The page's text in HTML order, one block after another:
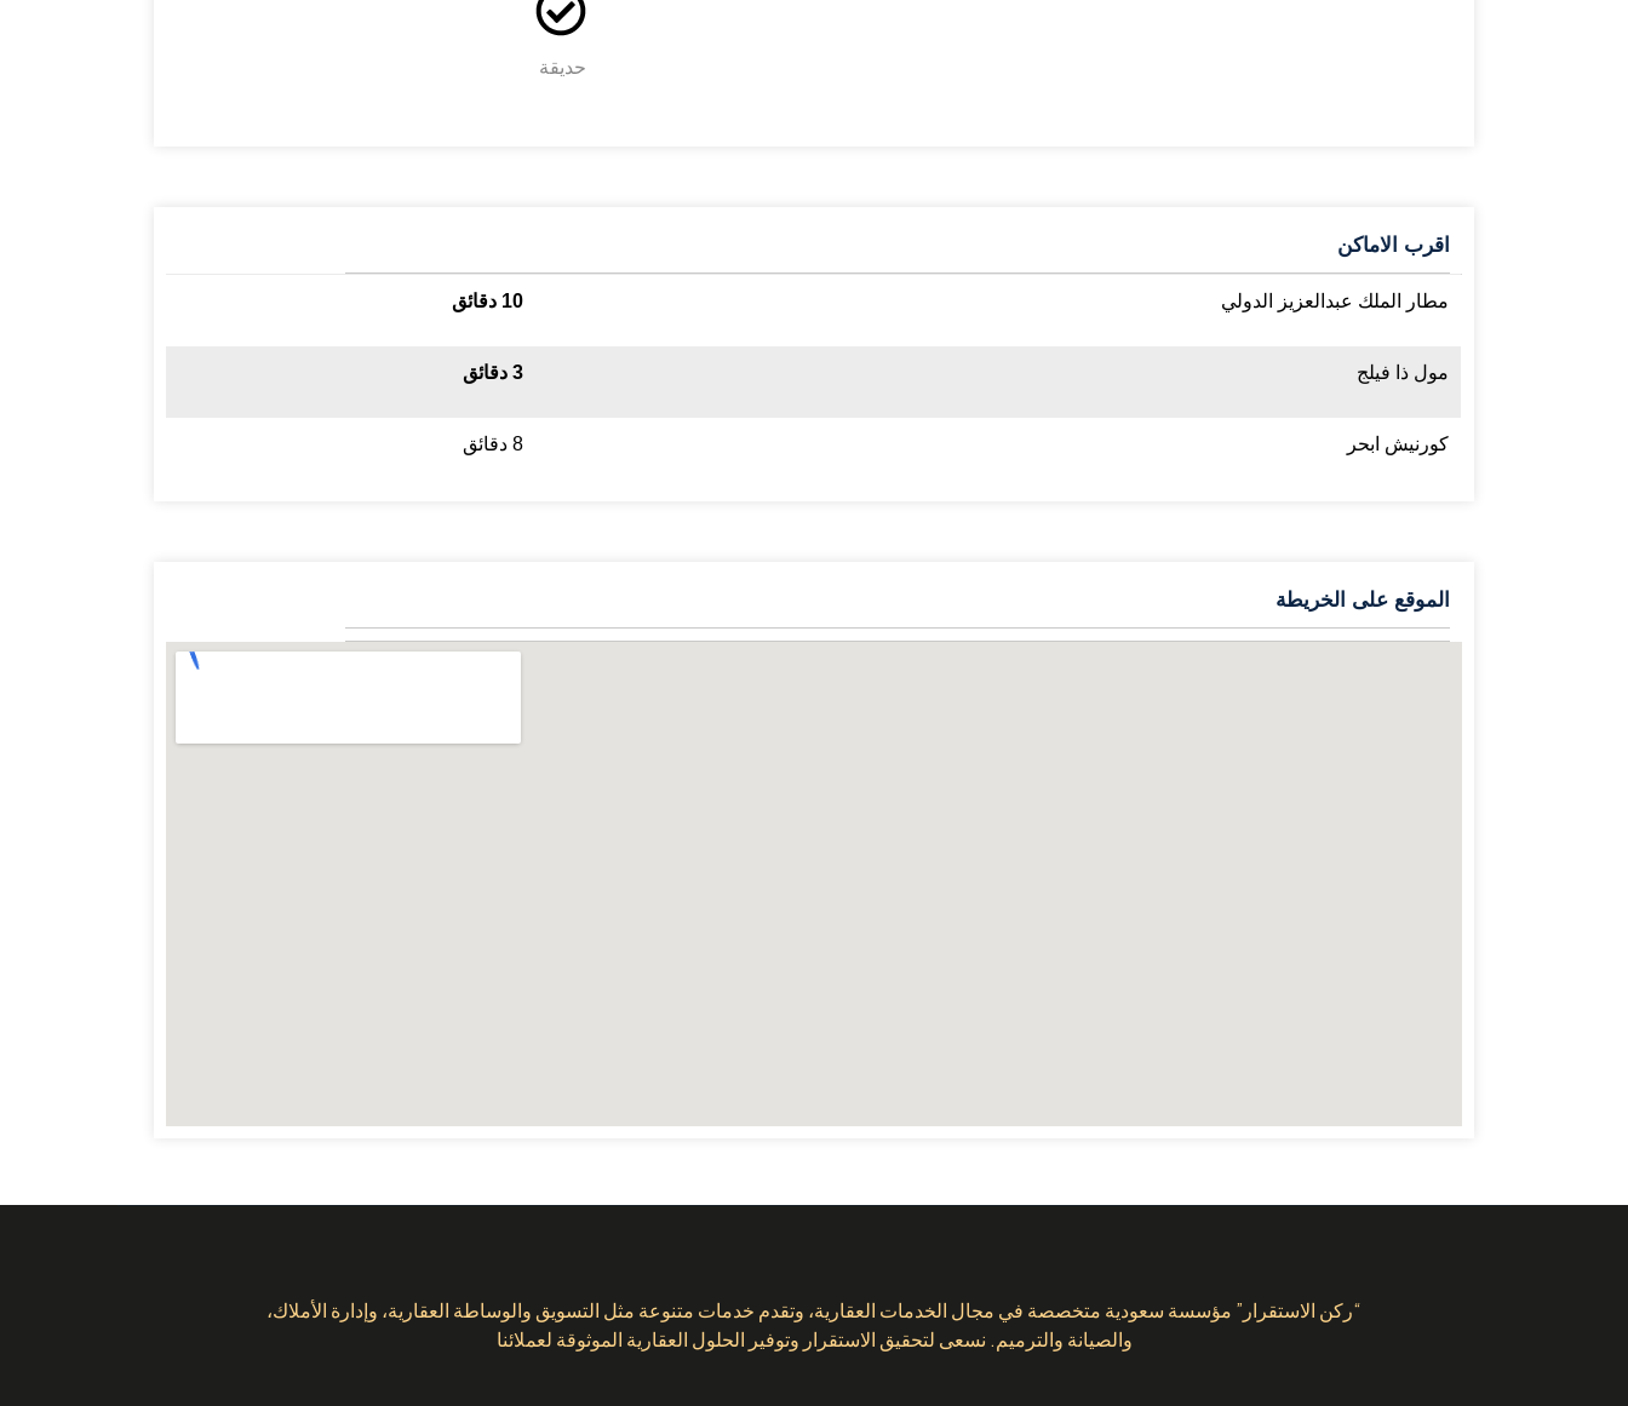
حديقة
اقرب الاماكن
مطار الملك عبدالعزيز الدولي 10 دقائق
مول ذا فيلج 3 دقائق
كورنيش ابحر 8 دقائق
الموقع على الخريطة
“ركن الاستقرار” مؤسسة سعودية متخصصة في مجال الخدمات العقارية، وتقدم خدمات متنوعة مثل التسويق والوساطة العقارية، وإدارة الأملاك،
والصيانة والترميم. نسعى لتحقيق الاستقرار وتوفير الحلول العقارية الموثوقة لعملائنا